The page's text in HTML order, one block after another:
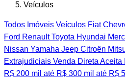
Veículos
Todos Imóveis Veículos Fiat
Ford RenaultToyota Hyundai
Nissan Yamaha Jeep Citroën
Extrajudiciais Venda Direta Aceita
R$ 200 mil até R$ 300 mil até R$